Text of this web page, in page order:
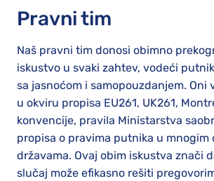
Pravni tim
Naš pravni tim donosi obimno
iskustvo u svaki zahtev, vodeći
sa jasnoćom i samopouzdanjem. Oni
u okviru propisa EU261, UK261,
konvencije, pravila Ministarstva
propisa o pravima putnika u mnogim
državama. Ovaj obim iskustva znači
slučaj može efikasno rešiti